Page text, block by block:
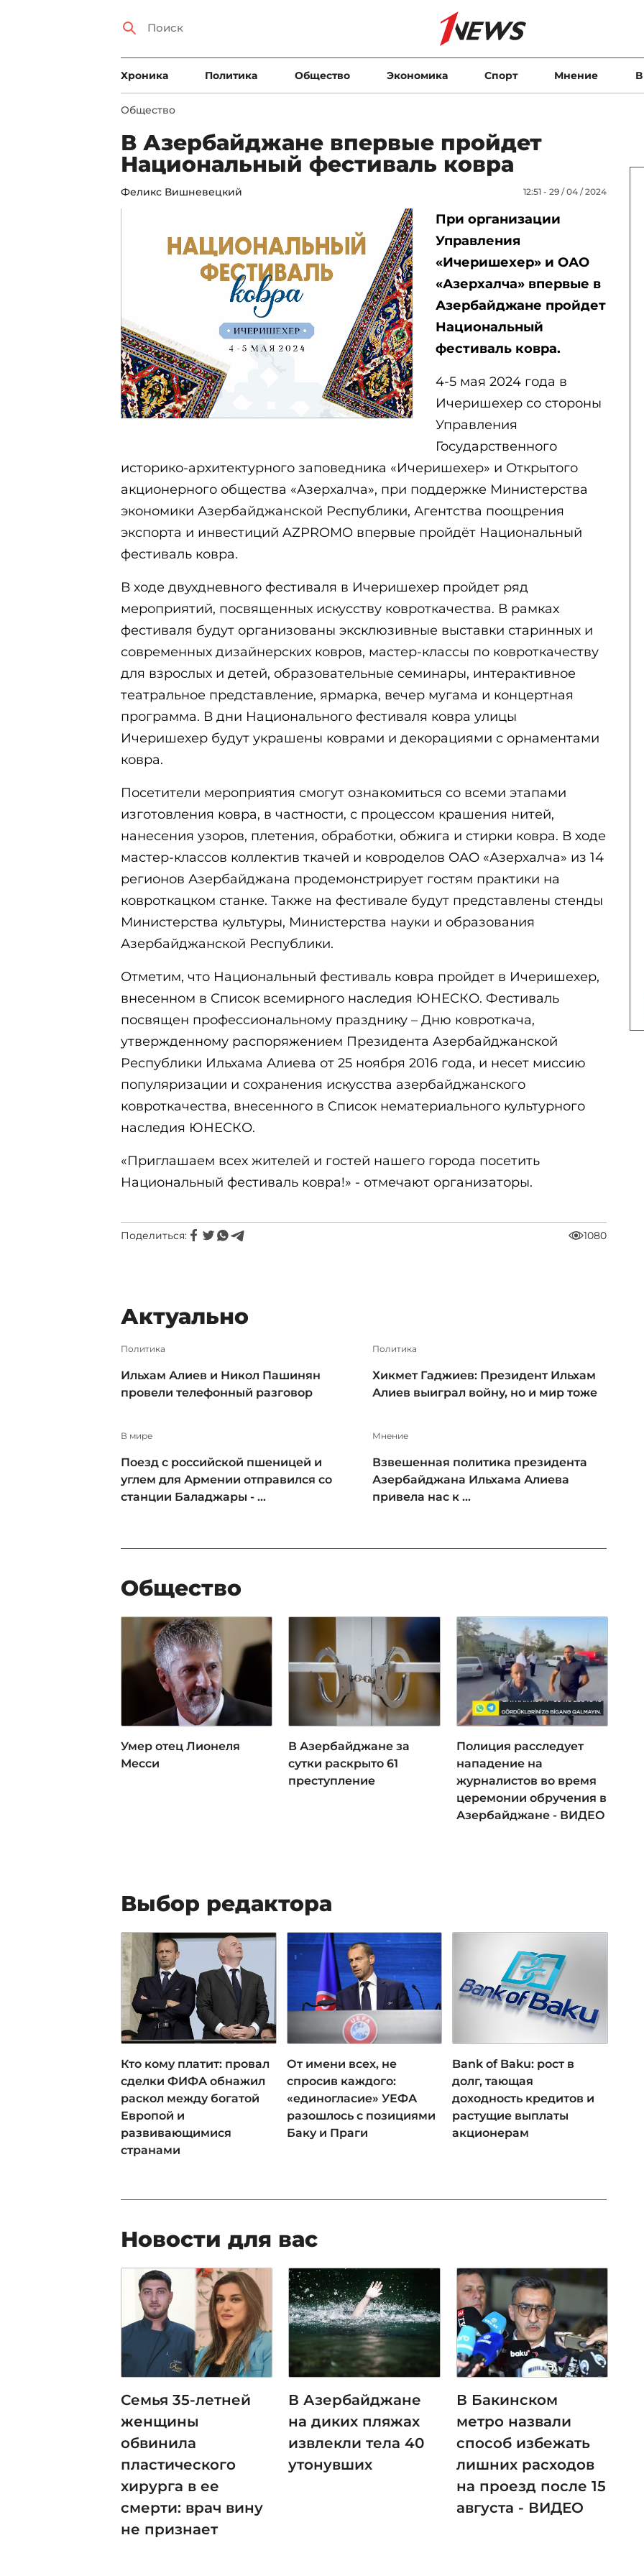
Xроника Политика Общество Экономика Спорт Мнение
Общество
В Азербайджане впервые пройдет
Национальный фестиваль ковра
Феликс Вишневецкий 12:51 - 29 / 04 / 2024
При организации
Управления
«Ичеришехер» и ОАО
«Азерхалча» впервые в
Азербайджане пройдет
Национальный
фестиваль ковра.
4-5 мая 2024 года в
Ичеришехер со стороны
Управления
Государственного
историко-архитектурного заповедника «Ичеришехер» и Открытого
акционерного общества «Азерхалча», при поддержке Министерства
экономики Азербайджанской Республики, Агентства поощрения
экспорта и инвестиций AZPROMO впервые пройдёт Национальный
фестиваль ковра.
В ходе двухдневного фестиваля в Ичеришехер пройдет ряд
мероприятий, посвященных искусству ковроткачества. В рамках
фестиваля будут организованы эксклюзивные выставки старинных и
современных дизайнерских ковров, мастер-классы по ковроткачеству
для взрослых и детей, образовательные семинары, интерактивное
театральное представление, ярмарка, вечер мугама и концертная
программа. В дни Национального фестиваля ковра улицы
Ичеришехер будут украшены коврами и декорациями с орнаментами
ковра.
Посетители мероприятия смогут ознакомиться со всеми этапами
изготовления ковра, в частности, с процессом крашения нитей,
нанесения узоров, плетения, обработки, обжига и стирки ковра. В ходе
мастер-классов коллектив ткачей и ковроделов ОАО «Азерхалча» из 14
регионов Азербайджана продемонстрирует гостям практики на
ковроткацком станке. Также на фестивале будут представлены стенды
Министерства культуры, Министерства науки и образования
Азербайджанской Республики.
Отметим, что Национальный фестиваль ковра пройдет в Ичеришехер,
внесенном в Список всемирного наследия ЮНЕСКО. Фестиваль
посвящен профессиональному празднику – Дню ковроткача,
утвержденному распоряжением Президента Азербайджанской
Республики Ильхама Алиева от 25 ноября 2016 года, и несет миссию
популяризации и сохранения искусства азербайджанского
ковроткачества, внесенного в Список нематериального культурного
наследия ЮНЕСКО.
«Приглашаем всех жителей и гостей нашего города посетить
Национальный фестиваль ковра!» - отмечают организаторы.
Поделиться: 1080
Актуально
Политика
Ильхам Алиев и Никол Пашинян
провели телефонный разговор
Политика
Хикмет Гаджиев: Президент Ильхам
Алиев выиграл войну, но и мир тоже
В мире
Поезд с российской пшеницей и
углем для Армении отправился со
станции Баладжары - ...
Мнение
Взвешенная политика президента
Азербайджана Ильхама Алиева
привела нас к ...
Общество
Умер отец Лионеля
Месси
В Азербайджане за
сутки раскрыто 61
преступление
Полиция расследует
нападение на
журналистов во время
церемонии обручения в
Азербайджане - ВИДЕО
Выбор редактора
Кто кому платит: провал
сделки ФИФА обнажил
раскол между богатой
Европой и
развивающимися
странами
От имени всех, не
спросив каждого:
«единогласие» УЕФА
разошлось с позициями
Баку и Праги
Bank of Baku: рост в
долг, тающая
доходность кредитов и
растущие выплаты
акционерам
Новости для вас
Семья 35-летней
женщины
обвинила
пластического
хирурга в ее
смерти: врач вину
не признает
В Азербайджане
на диких пляжах
извлекли тела 40
утонувших
В Бакинском
метро назвали
способ избежать
лишних расходов
на проезд после 15
августа - ВИДЕО